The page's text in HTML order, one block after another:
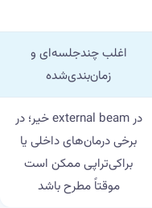
اغلب چندجلسه‌ای و
زمان‌بندی‌شده
در external beam خیر؛ در
برخی درمان‌های داخلی یا
براکی‌تراپی ممکن است
موقتاً مطرح باشد